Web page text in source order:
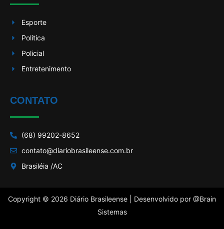
Esporte
Política
Policial
Entretenimento
CONTATO
(68) 99202-8652
contato@diariobrasileense.com.br
Brasiléia /AC
Copyright © 2026 Diário Brasileense | Desenvolvido por @Brain
Sistemas